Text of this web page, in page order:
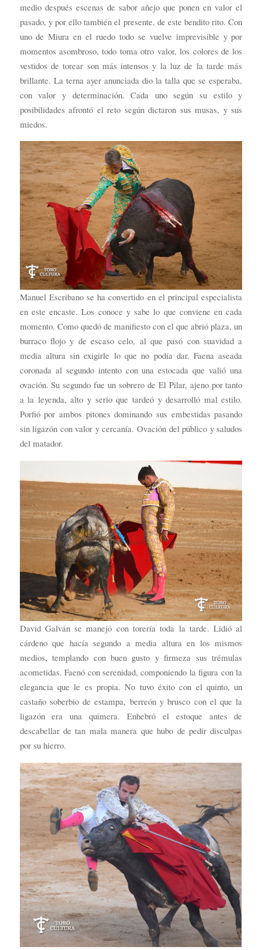
medio después escenas de sabor añejo que ponen en valor el
pasado, y por ello también el presente, de este bendito rito. Con
uno de Miura en el ruedo todo se vuelve imprevisible y por
momentos asombroso, todo toma otro valor, los colores de los
vestidos de torear son más intensos y la luz de la tarde más
brillante. La terna ayer anunciada dio la talla que se esperaba,
con valor y determinación. Cada uno según su estilo y
posibilidades afrontó el reto según dictaron sus musas, y sus
miedos.
Manuel Escribano se ha convertido en el principal especialista
en este encaste. Los conoce y sabe lo que conviene en cada
momento. Como quedó de manifiesto con el que abrió plaza, un
burraco flojo y de escaso celo, al que pasó con suavidad a
media altura sin exigirle lo que no podía dar. Faena aseada
coronada al segundo intento con una estocada que valió una
ovación. Su segundo fue un sobrero de El Pilar, ajeno por tanto
a la leyenda, alto y serio que tardeó y desarrolló mal estilo.
Porfió por ambos pitones dominando sus embestidas pasando
sin ligazón con valor y cercanía. Ovación del público y saludos
del matador.
David Galván se manejó con torería toda la tarde. Lidió al
cárdeno que hacía segundo a media altura en los mismos
medios, templando con buen gusto y firmeza sus trémulas
acometidas. Faenó con serenidad, componiendo la figura con la
elegancia que le es propia. No tuvo éxito con el quinto, un
castaño soberbio de estampa, berreón y brusco con el que la
ligazón era una quimera. Enhebró el estoque antes de
descabellar de tan mala manera que hubo de pedir disculpas
por su hierro.